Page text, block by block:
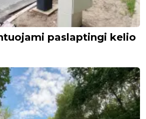
paslaptingi kelio